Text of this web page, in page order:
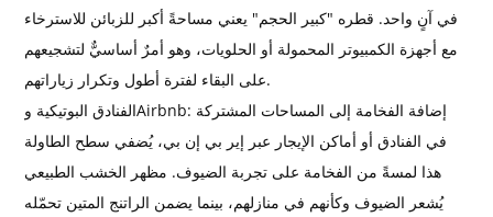
في آنٍ واحد. قطره "كبير الحجم" يعني مساحةً أكبر للزبائن للاسترخاء
مع أجهزة الكمبيوتر المحمولة أو الحلويات، وهو أمرٌ أساسيٌّ لتشجيعهم
على البقاء لفترة أطول وتكرار زياراتهم.
الفنادق البوتيكية وAirbnb: إضافة الفخامة إلى المساحات المشتركة
في الفنادق أو أماكن الإيجار عبر إير بي إن بي، يُضفي سطح الطاولة
هذا لمسةً من الفخامة على تجربة الضيوف. مظهر الخشب الطبيعي
يُشعر الضيوف وكأنهم في منازلهم، بينما يضمن الراتنج المتين تحمّله